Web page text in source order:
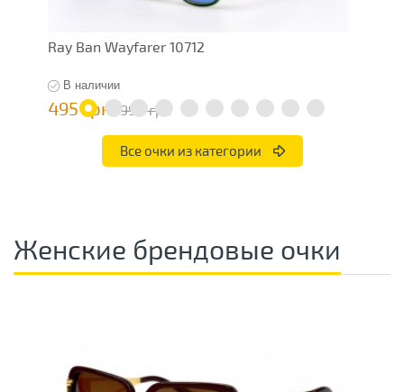
Ray Ban Wayfarer 10712
В наличии
495 грн 990 грн
Все очки из категории
Женские брендовые очки